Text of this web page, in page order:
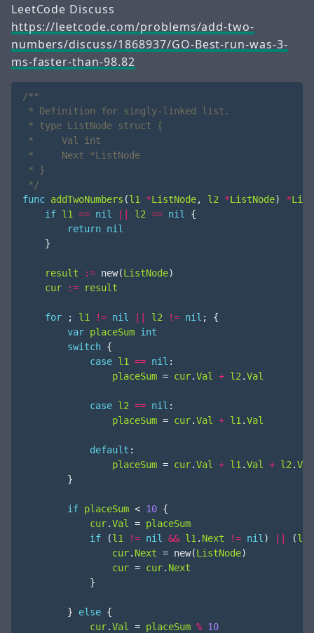
LeetCode Discuss
https://leetcode.com/problems/add-two-
numbers/discuss/1868937/GO-Best-run-was-3-
ms-faster-than-98.82
*     Next *ListNode
*/
func addTwoNumbers (l1 *ListNode, l2 *ListNode) *
if l1 == nil l2 == nil
{
return nil
}
result := new(ListNode)
cur
:= result
for ; l1 != nil l2 != nil ;
{
var placeSum int
switch {
case l1 == nil :
placeSum = cur.Val + l2 .Val
case l2 == nil :
placeSum = cur.Val + l1 .Val
default :
placeSum = cur.Val + l1 .Val + l2 .Val
}
if placeSum < 10 {
cur.Val = placeSum
if
(l1 != nil && l1 . Next != nil ) (l2
cur. Next = new(ListNode)
cur = cur. Next
}
} else {
cur.Val = placeSum % 10